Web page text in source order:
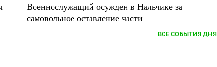
Военнослужащий осужден в Нальчике за
самовольное оставление части
ВСЕ СОБЫТИЯ ДНЯ